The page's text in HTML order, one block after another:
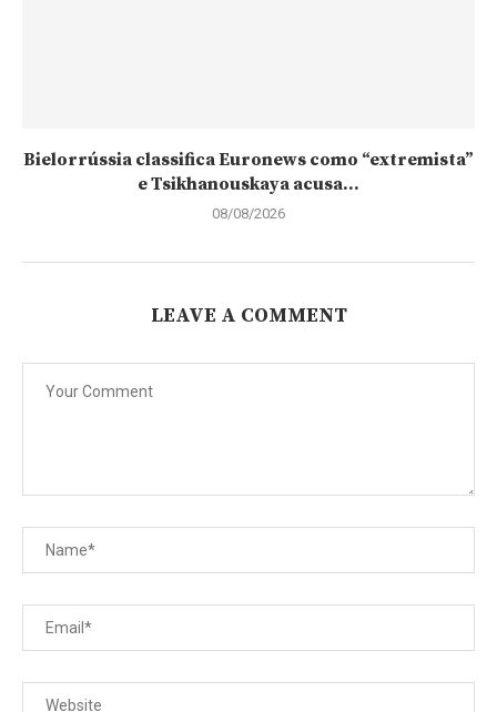
Bielorrússia classifica Euronews como “extremista”
e Tsikhanouskaya acusa...
08/08/2026
LEAVE A COMMENT